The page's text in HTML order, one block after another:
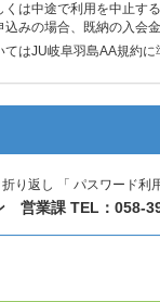
は中途で利用を中止す
みの場合、既納の入会
はJU岐阜羽島AA規約に
り返し 「 パスワード利
営業課 TEL：058-